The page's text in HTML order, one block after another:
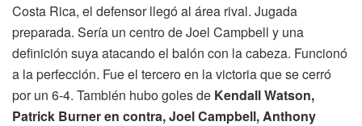
Costa Rica, el defensor llegó al área rival. Jugada
preparada. Sería un centro de Joel Campbell y una
definición suya atacando el balón con la cabeza. Funcionó
a la perfección. Fue el tercero en la victoria que se cerró
por un 6-4. También hubo goles de Kendall Watson,
Patrick Burner en contra, Joel Campbell, Anthony